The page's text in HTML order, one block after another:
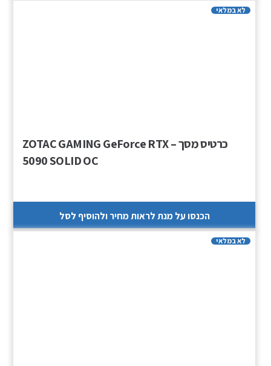
לא במלאי
כרטיס מסך – ZOTAC GAMING GeForce RTX
5090 SOLID OC
הכנסו על מנת לראות מחיר ולהוסיף לסל
לא במלאי